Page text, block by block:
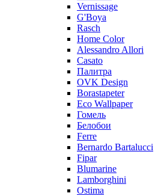
Vernissage
G'Boya
Rasch
Home Color
Alessandro Allori
Casato
Палитра
OVK Design
Borastapeter
Eco Wallpaper
Гомель
Белобои
Ferre
Bernardo Bartalucci
Fipar
Blumarine
Lamborghini
Ostima